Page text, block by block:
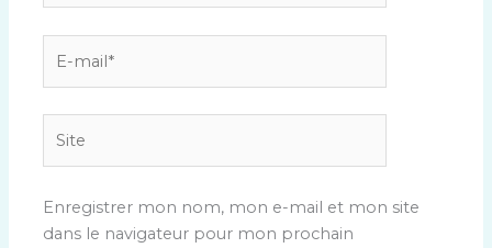
mail*
Enregistrer mon nom, mon e-mail et mon site
dans le navigateur pour mon prochain